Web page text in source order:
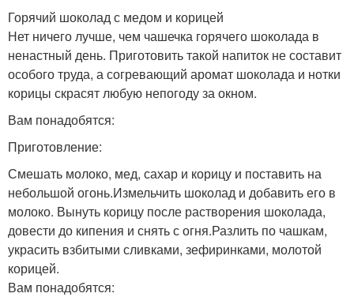
Горячий шоколад с медом и корицей
Нет ничего лучше, чем чашечка горячего шоколада в
ненастный день. Приготовить такой напиток не составит
особого труда, а согревающий аромат шоколада и нотки
корицы скрасят любую непогоду за окном.
Вам понадобятся:
Приготовление:
Смешать молоко, мед, сахар и корицу и поставить на
небольшой огонь.Измельчить шоколад и добавить его в
молоко. Вынуть корицу после растворения шоколада,
довести до кипения и снять с огня.Разлить по чашкам,
украсить взбитыми сливками, зефиринками, молотой
корицей.
Вам понадобятся: